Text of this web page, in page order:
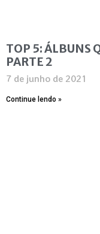
TOP 5: ÁLBUNS
PARTE 2
7 de junho de 2021
Continue lendo »